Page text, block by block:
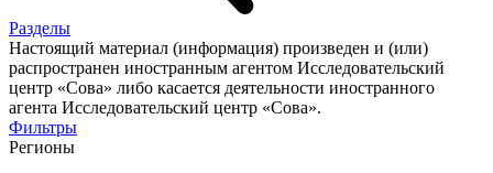
Разделы
Настоящий материал (информация) произведен и (или)
распространен иностранным агентом Исследовательский
центр «Сова» либо касается деятельности иностранного
агента Исследовательский центр «Сова».
Фильтры
Регионы